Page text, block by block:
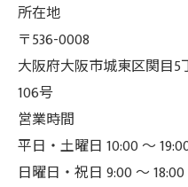
所在地
〒536-0008
大阪府大阪市城東区関目
106号
営業時間
平日・土曜日 10:00 ～
日曜日・祝日 9:00 ～ 18:00